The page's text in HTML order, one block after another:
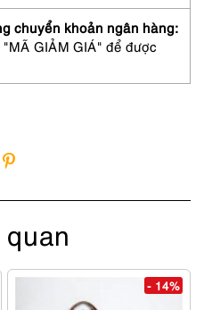
chuyển khoản ngân hàng:
GIẢM GIÁ" để được
- 14%